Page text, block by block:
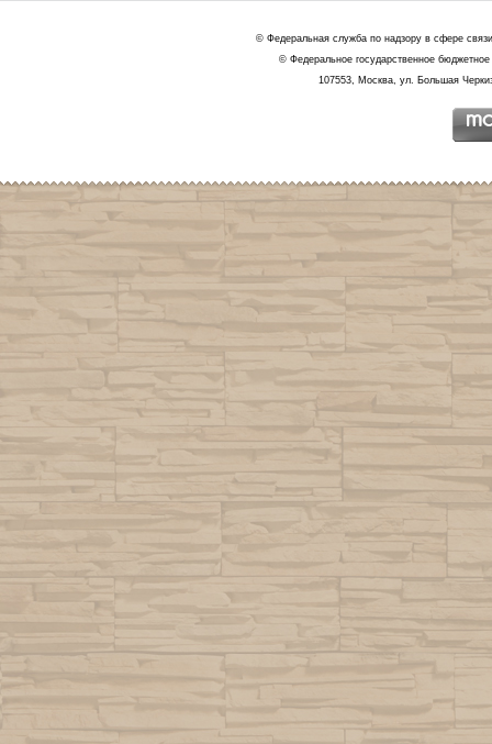
© Федеральная служба по надзору в сфере
© Федеральное государственное
107553, Москва, ул. Большая